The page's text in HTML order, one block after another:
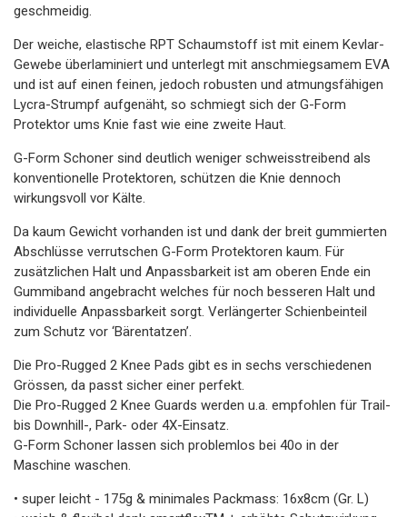
geschmeidig.
Der weiche, elastische RPT Schaumstoff ist mit einem Kevlar-
Gewebe überlaminiert und unterlegt mit anschmiegsamem EVA
und ist auf einen feinen, jedoch robusten und atmungsfähigen
Lycra-Strumpf aufgenäht, so schmiegt sich der G-Form
Protektor ums Knie fast wie eine zweite Haut.
G-Form Schoner sind deutlich weniger schweisstreibend als
konventionelle Protektoren, schützen die Knie dennoch
wirkungsvoll vor Kälte.
Da kaum Gewicht vorhanden ist und dank der breit gummierten
Abschlüsse verrutschen G-Form Protektoren kaum. Für
zusätzlichen Halt und Anpassbarkeit ist am oberen Ende ein
Gummiband angebracht welches für noch besseren Halt und
individuelle Anpassbarkeit sorgt. Verlängerter Schienbeinteil
zum Schutz vor ‘Bärentatzen’.
Die Pro-Rugged 2 Knee Pads gibt es in sechs verschiedenen
Grössen, da passt sicher einer perfekt.
Die Pro-Rugged 2 Knee Guards werden u.a. empfohlen für Trail-
bis Downhill-, Park- oder 4X-Einsatz.
G-Form Schoner lassen sich problemlos bei 40o in der
Maschine waschen.
• super leicht - 175g & minimales Packmass: 16x8cm (Gr. L)